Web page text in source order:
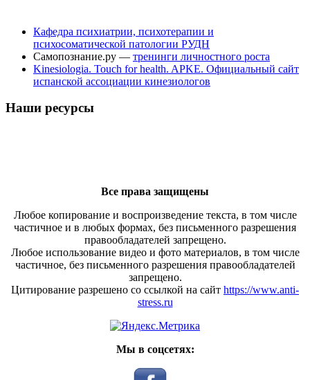
Кафедра психиатрии, психотерапии и
психосоматической патологии РУДН
Самопознание.ру — тренинги личностного роста
Kinesiologia. Touch for health. APKE. Официальный сайт
испанской ассоциации кинезиологов
Наши ресурсы
Все права защищены
Любое копирование и воспроизведение текста, в том числе
частичное и в любых формах, без письменного разрешения
правообладателей запрещено.
Любое использование видео и фото материалов, в том числе
частичное, без письменного разрешения правообладателей
запрещено.
Цитирование разрешено со ссылкой на сайт https://www.anti-
stress.ru
Мы в соцсетях: